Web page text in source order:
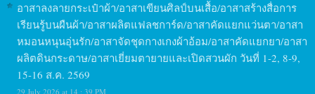
อาสาลงลายกระเป๋าผ้า/อาสาเขียนศิลป์บนเสื้อ/อาสาสร้างสื่อการ
เรียนรู้บนผืนผ้า/อาสาผลิตแฟลชการ์ด/อาสาคัดแยกแว่นตา/อาสา
หมอนหนุนอุ่นรัก/อาสาจัดชุดกางเกงผ้าอ้อม/อาสาคัดแยกยา/อาสา
ผลิตดินกระดาษ/อาสาเยี่ยมตายายและเปิดสวนผัก วันที่ 1-2, 8-9,
15-16 ส.ค. 2569
29 July 2026 at 14 : 39 PM